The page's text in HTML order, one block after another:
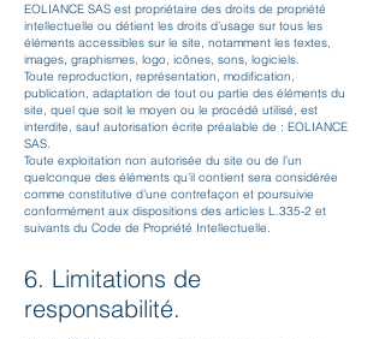
EOLIANCE SAS est propriétaire des droits de propriété
intellectuelle ou détient les droits d’usage sur tous les
éléments accessibles sur le site, notamment les textes,
images, graphismes, logo, icônes, sons, logiciels.
Toute reproduction, représentation, modification,
publication, adaptation de tout ou partie des éléments du
site, quel que soit le moyen ou le procédé utilisé, est
interdite, sauf autorisation écrite préalable de : EOLIANCE
SAS.
Toute exploitation non autorisée du site ou de l’un
quelconque des éléments qu’il contient sera considérée
comme constitutive d’une contrefaçon et poursuivie
conformément aux dispositions des articles L.335-2 et
suivants du Code de Propriété Intellectuelle.
6. Limitations de
responsabilité.